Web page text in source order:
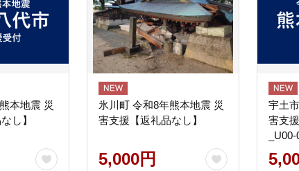
本地震 災
し】
氷川町 令和8年熊本地震 災
害支援【返礼品なし】
5,000円
宇土
害支